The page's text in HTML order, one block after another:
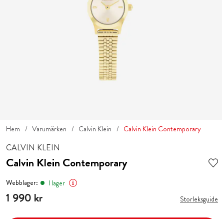
Hem Varumärken Calvin Klein Calvin Klein Contemporary
CALVIN KLEIN
Calvin Klein Contemporary
Webblager: I lager
Pris:1 990 kr
1 990 kr Storleksguide